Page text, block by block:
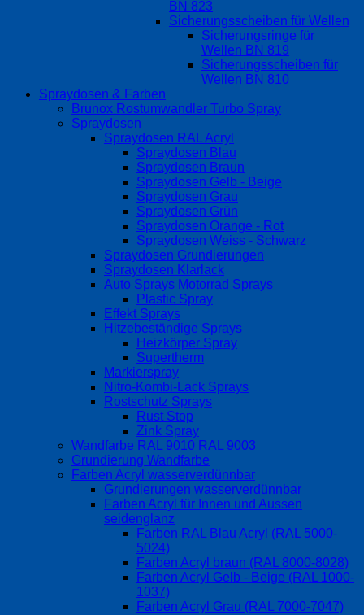
BN 823
Sicherungsscheiben für Wellen
Sicherungsringe für
Wellen BN 819
Sicherungsscheiben für
Wellen BN 810
Spraydosen & Farben
Brunox Rostumwandler Turbo Spray
Spraydosen
Spraydosen RAL Acryl
Spraydosen Blau
Spraydosen Braun
Spraydosen Gelb - Beige
Spraydosen Grau
Spraydosen Grün
Spraydosen Orange - Rot
Spraydosen Weiss - Schwarz
Spraydosen Grundierungen
Spraydosen Klarlack
Auto Sprays Motorrad Sprays
Plastic Spray
Effekt Sprays
Hitzebeständige Sprays
Heizkörper Spray
Supertherm
Markierspray
Nitro-Kombi-Lack Sprays
Rostschutz Sprays
Rust Stop
Zink Spray
Wandfarbe RAL 9010 RAL 9003
Grundierung Wandfarbe
Farben Acryl wasserverdünnbar
Grundierungen wasserverdünnbar
Farben Acryl für Innen und Aussen
seidenglanz
Farben RAL Blau Acryl (RAL 5000-
5024)
Farben Acryl braun (RAL 8000-8028)
Farben Acryl Gelb - Beige (RAL 1000-
1037)
Farben Acryl Grau (RAL 7000-7047)